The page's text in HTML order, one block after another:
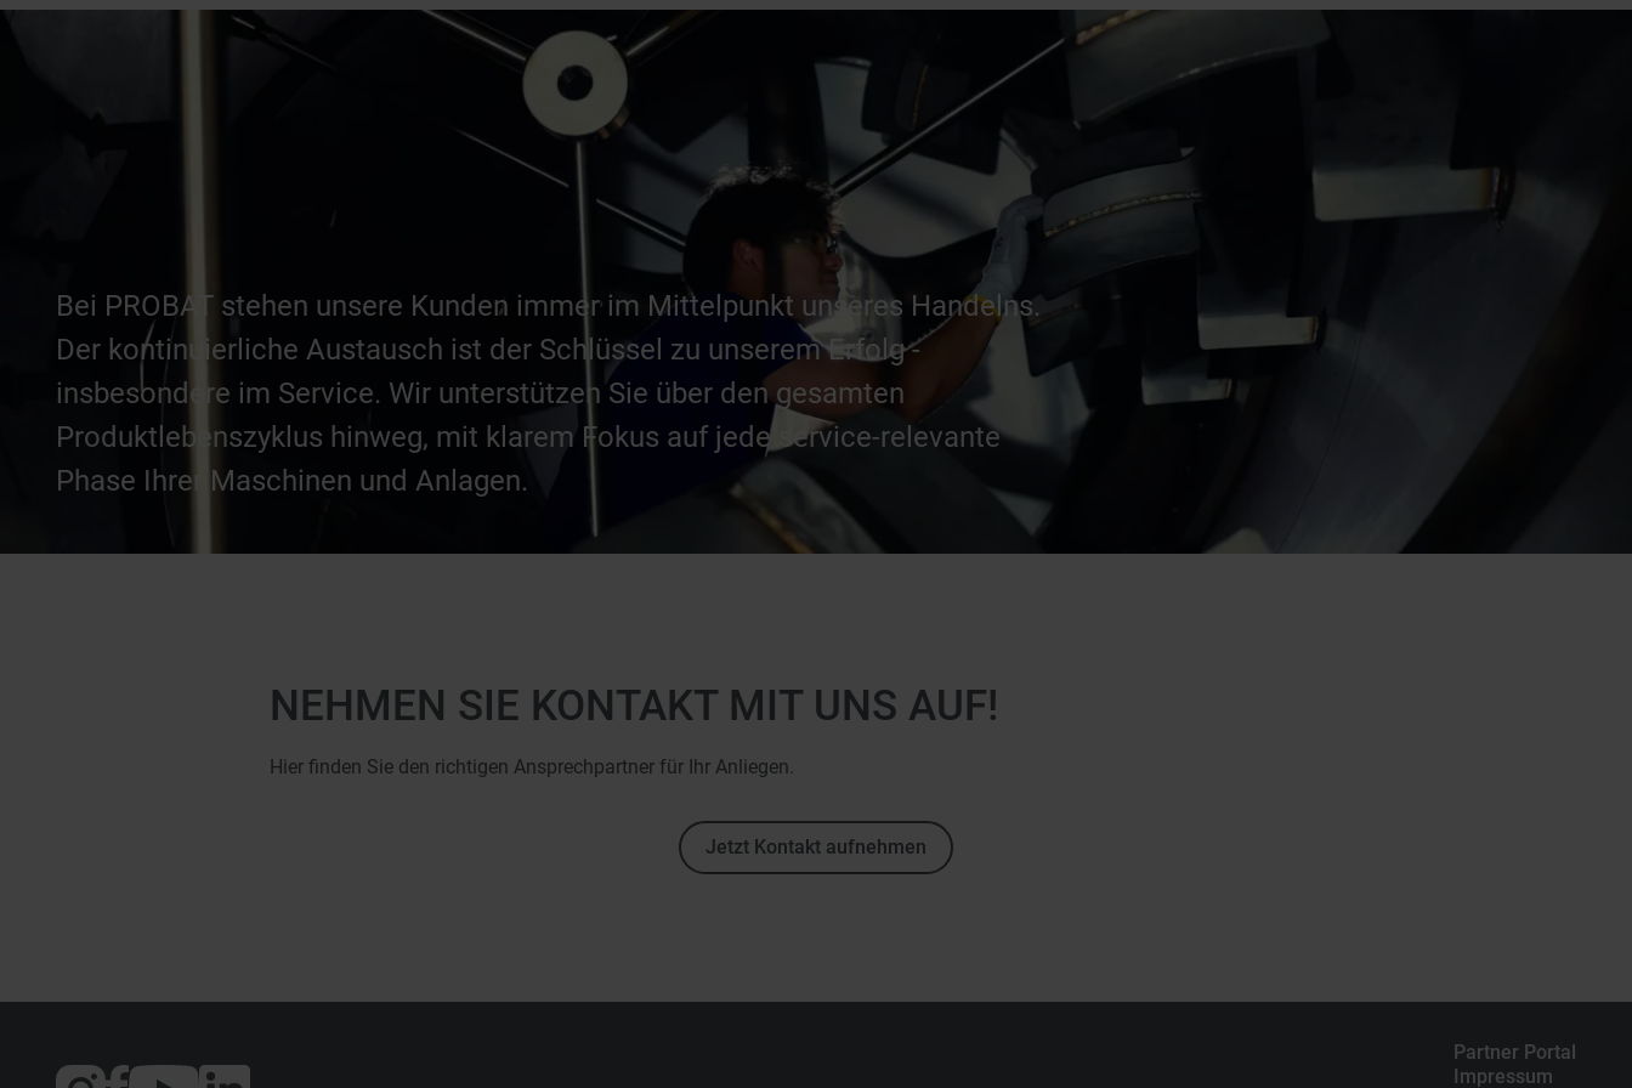
Bei PROBAT stehen unsere Kunden immer im Mittelpunkt unseres Handelns.
Der kontinuierliche Austausch ist der Schlüssel zu unserem Erfolg -
insbesondere im Service. Wir unterstützen Sie über den gesamten
Produktlebenszyklus hinweg, mit klarem Fokus auf jede service-relevante
Phase Ihrer Maschinen und Anlagen.
NEHMEN SIE KONTAKT MIT UNS AUF!
Hier finden Sie den richtigen Ansprechpartner für Ihr Anliegen.
Jetzt Kontakt aufnehmen
Externer
ExternerExterner
Partner Portal
Impressum